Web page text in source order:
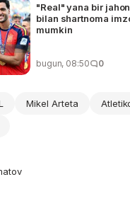
"Real" yana bir
bilan shartnoma
mumkin
bugun, 08:50 0
Mikel Arteta